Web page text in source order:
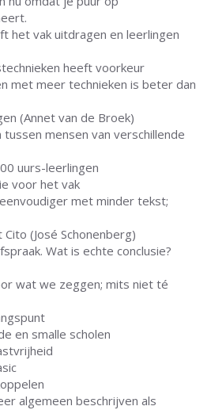
het vak uitdragen en leerlingen
heeft voorkeur
met meer technieken is beter dan
(Annet van de Broek)
mensen van verschillende
uurs-leerlingen
voor het vak
met minder tekst;
(José Schonenberg)
Wat is echte conclusie?
wat we zeggen; mits niet té
en smalle scholen
algemeen beschrijven als